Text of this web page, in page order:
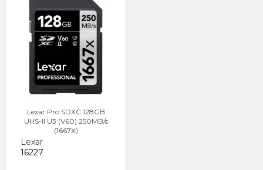
Lexar Pro SDXC 128GB
UHS-II U3 (V60) 250MB/s
(1667X)
Lexar
16227